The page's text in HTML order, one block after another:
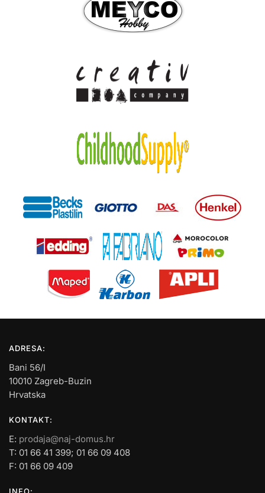
ADRESA:
Bani 56/I
10010 Zagreb-Buzin
Hrvatska
KONTAKT:
E: prodaja@naj-domus.hr
T: 01 66 41 399; 01 66 09 408
F: 01 66 09 409